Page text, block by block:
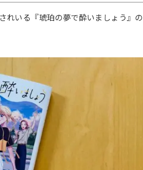
れいる『琥珀の夢で酔いましょう』の